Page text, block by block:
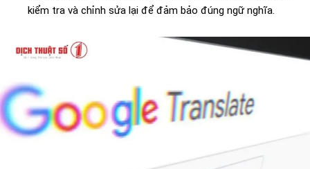
kiểm tra và chỉnh sửa lại để đảm bảo đúng ngữ nghĩa.